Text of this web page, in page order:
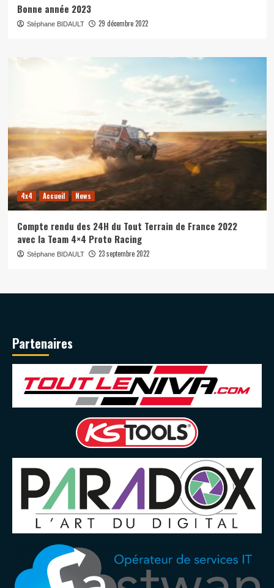
Bonne année 2023
Stéphane BIDAULT 29 décembre 2022
4x4 Accueil News
Compte rendu des 24H du Tout Terrain de France 2022
avec la Team 4×4 Proto Racing
Stéphane BIDAULT 23 septembre 2022
Partenaires